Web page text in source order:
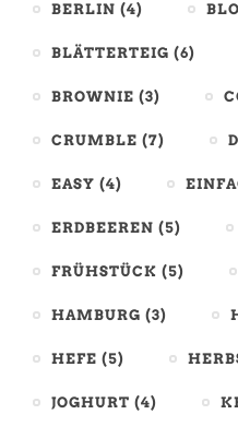
BERLIN (4)
BLÄTTERTEIG (6)
BROWNIE (3)
CRUMBLE (7)
EASY (4)
ERDBEEREN (5)
FRÜHSTÜCK (5)
HAMBURG (3)
HEFE (5)
JOGHURT (4)